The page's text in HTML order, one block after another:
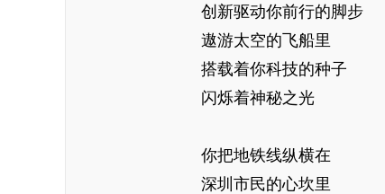
创新驱动你前行的脚步
遨游太空的飞船里
搭载着你科技的种子
闪烁着神秘之光
你把地铁线纵横在
深圳市民的心坎里